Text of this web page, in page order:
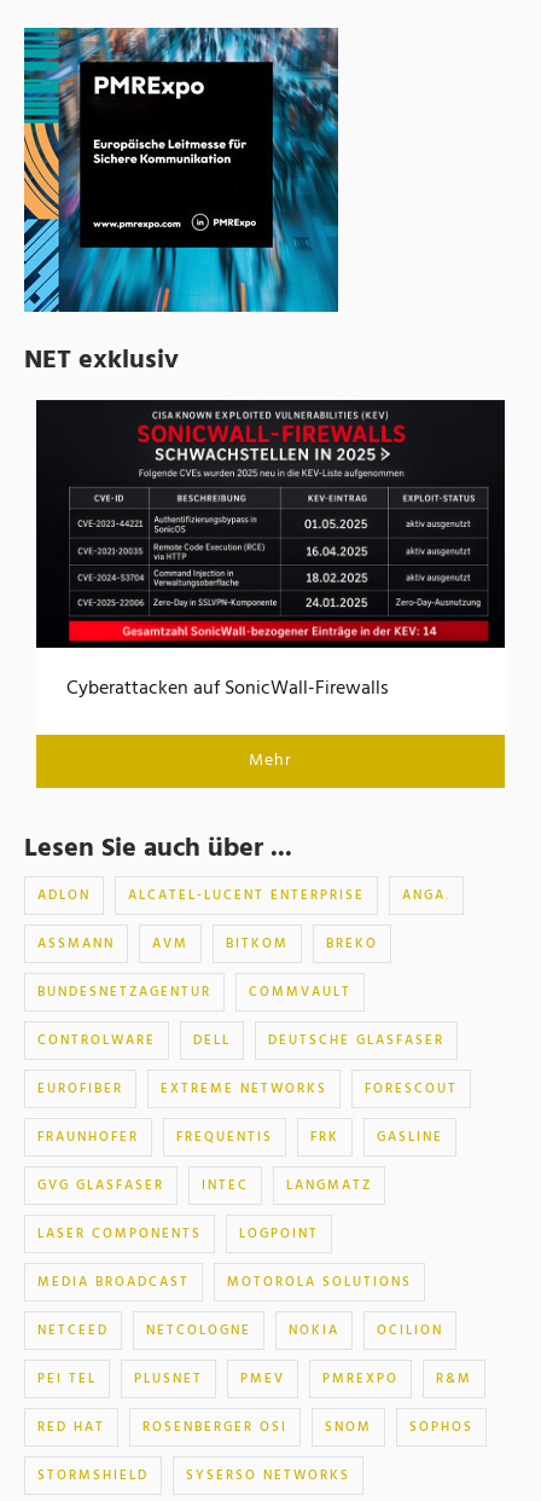
NET exklusiv
Cyberattacken auf SonicWall-Firewalls
Mehr
Lesen Sie auch über ...
ADLON ALCATEL-LUCENT ENTERPRISE ANGA.
ASSMANN AVM BITKOM BREKO
BUNDESNETZAGENTUR COMMVAULT
CONTROLWARE DELL DEUTSCHE GLASFASER
EUROFIBER EXTREME NETWORKS FORESCOUT
FRAUNHOFER FREQUENTIS FRK GASLINE
GVG GLASFASER INTEC LANGMATZ
LASER COMPONENTS LOGPOINT
MEDIA BROADCAST MOTOROLA SOLUTIONS
NETCEED NETCOLOGNE NOKIA OCILION
PEI TEL PLUSNET PMEV PMREXPO R&M
RED HAT ROSENBERGER OSI SNOM SOPHOS
STORMSHIELD SYSERSO NETWORKS